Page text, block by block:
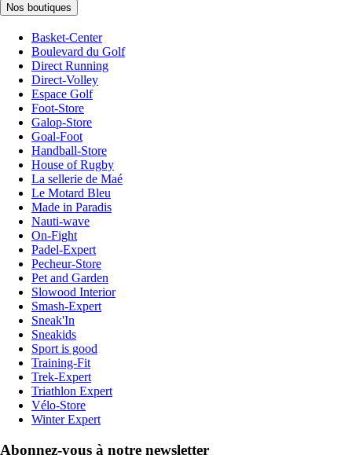
Nos boutiques
Basket-Center
Boulevard du Golf
Direct Running
Direct-Volley
Espace Golf
Foot-Store
Galop-Store
Goal-Foot
Handball-Store
House of Rugby
La sellerie de Maé
Le Motard Bleu
Made in Paradis
Nauti-wave
On-Fight
Padel-Expert
Pecheur-Store
Pet and Garden
Slowood Interior
Smash-Expert
Sneak'In
Sneakids
Sport is good
Training-Fit
Trek-Expert
Triathlon Expert
Vélo-Store
Winter Expert
Abonnez-vous à notre newsletter